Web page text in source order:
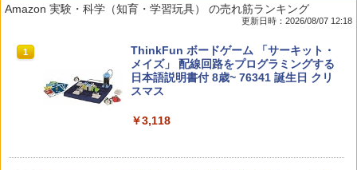
1 先生のためのGoogle AI完全攻略図鑑
￥-
1
Amazon Fire HD 10 キッズモデル (10イ
ンチ) ピンク 対象年齢3歳から 数千点の
キッズコンテンツが1年間使い放題
1
タッチペンで音が聞ける!はじめてずかん
1000 英語つき ([バラエティ])
￥5,478
2
中学英語をもう一度ひとつひとつわかり
Amazon 実験・科学（知育・学習玩具） の売れ筋ランキング
更新日時：2026/08/07 12:18
1
ThinkFun ボードゲーム 「サーキット・
メイズ」 配線回路をプログラミングする
日本語説明書付 8歳~ 76341 誕生日 クリ
スマス
￥3,118